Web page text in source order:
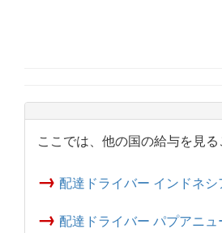
ここでは、他の国の給与を見
→ 配達ドライバー インドネシ
→ 配達ドライバー パプアニュ